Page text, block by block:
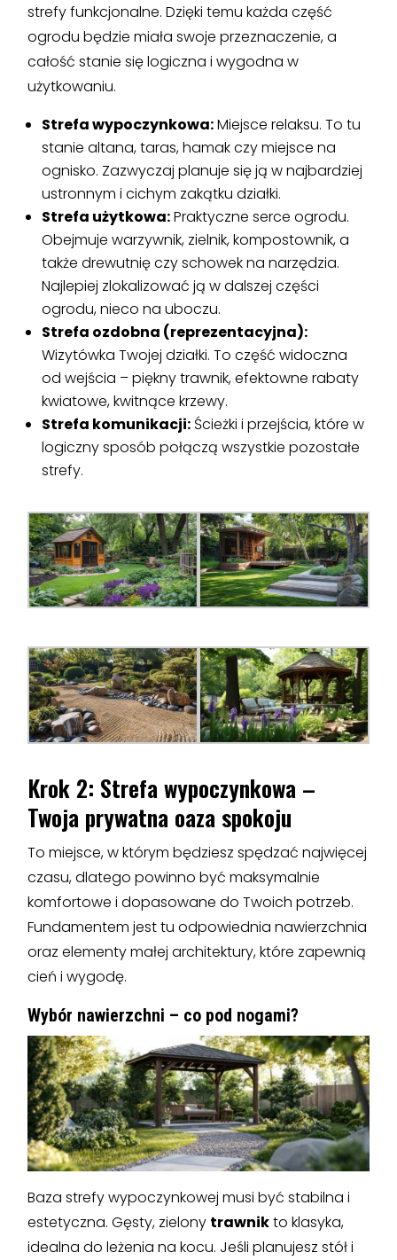
strefy funkcjonalne. Dzięki temu każda część
ogrodu będzie miała swoje przeznaczenie, a
całość stanie się logiczna i wygodna w
użytkowaniu.
Strefa wypoczynkowa:Miejsce relaksu. To tu
stanie altana, taras, hamak czy miejsce na
ognisko. Zazwyczaj planuje się ją w najbardziej
ustronnym i cichym zakątku działki.
Strefa użytkowa:Praktyczne serce ogrodu.
Obejmuje warzywnik, zielnik, kompostownik, a
także drewutnię czy schowek na narzędzia.
Najlepiej zlokalizować ją w dalszej części
ogrodu, nieco na uboczu.
Strefa ozdobna (reprezentacyjna):
Wizytówka Twojej działki. To część widoczna
od wejścia – piękny trawnik, efektowne rabaty
kwiatowe, kwitnące krzewy.
Strefa komunikacji: Ścieżki i przejścia, które w
logiczny sposób połączą wszystkie pozostałe
strefy.
Krok 2: Strefa wypoczynkowa –
Twoja prywatna oaza spokoju
To miejsce, w którym będziesz spędzać najwięcej
czasu, dlatego powinno być maksymalnie
komfortowe i dopasowane do Twoich potrzeb.
Fundamentem jest tu odpowiednia nawierzchnia
oraz elementy małej architektury, które zapewnią
cień i wygodę.
Wybór nawierzchni – co pod nogami?
Baza strefy wypoczynkowej musi być stabilna i
estetyczna. Gęsty, zielony trawnikto klasyka,
idealna do leżenia na kocu. Jeśli planujesz stół i